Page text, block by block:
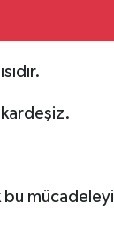
bu mücadeleyi